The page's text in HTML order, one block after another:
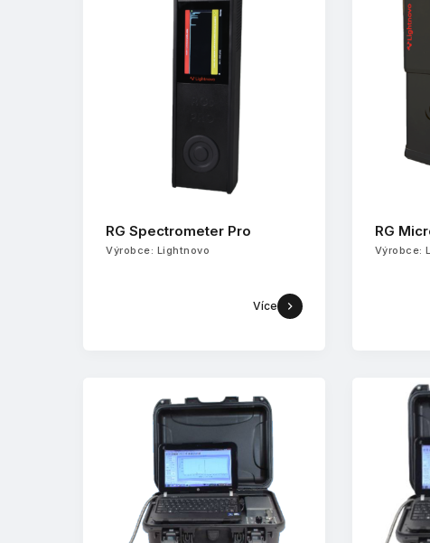
RG Spectrometer Pro
Výrobce: Lightnovo
Více
RG
Výrobce: